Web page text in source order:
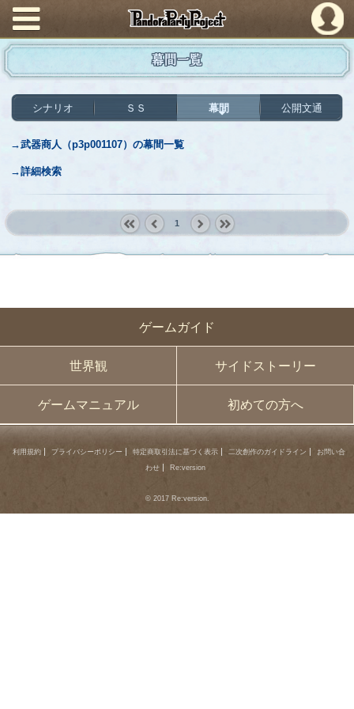
PandoraPartyProject
ゲームガイド
世界観 サイドストーリー
ゲームマニュアル 初めての方へ
幕間一覧
シナリオ ＳＳ 幕間 公開文通
→武器商人（p3p001107）の幕間一覧
→詳細検索
1
利用規約 プライバシーポリシー 特定商取引法に基づく表示 二次創作のガイドライン
お問い合
わせ
Re:version
© 2017 Re:version.